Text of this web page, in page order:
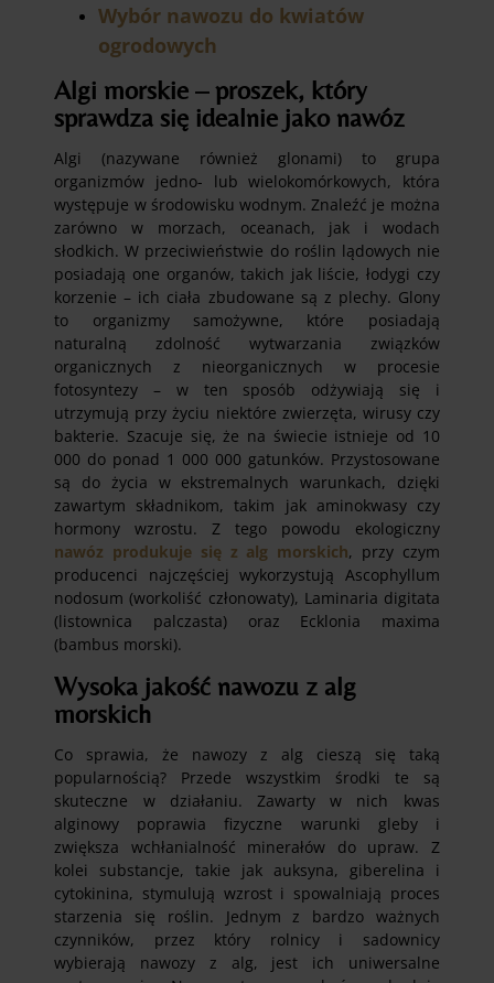
Wybór nawozu do kwiatów
ogrodowych
Algi morskie – proszek, który
sprawdza się idealnie jako nawóz
Algi (nazywane również glonami) to grupa
organizmów jedno- lub wielokomórkowych, która
występuje w środowisku wodnym. Znaleźć je można
zarówno w morzach, oceanach, jak i wodach
słodkich. W przeciwieństwie do roślin lądowych nie
posiadają one organów, takich jak liście, łodygi czy
korzenie – ich ciała zbudowane są z plechy. Glony
to organizmy samożywne, które posiadają
naturalną zdolność wytwarzania związków
organicznych z nieorganicznych w procesie
fotosyntezy – w ten sposób odżywiają się i
utrzymują przy życiu niektóre zwierzęta, wirusy czy
bakterie. Szacuje się, że na świecie istnieje od 10
000 do ponad 1 000 000 gatunków. Przystosowane
są do życia w ekstremalnych warunkach, dzięki
zawartym składnikom, takim jak aminokwasy czy
hormony wzrostu. Z tego powodu ekologiczny
nawóz produkuje się z alg morskich, przy czym
producenci najczęściej wykorzystują Ascophyllum
nodosum (workoliść członowaty), Laminaria digitata
(listownica palczasta) oraz Ecklonia maxima
(bambus morski).
Wysoka jakość nawozu z alg
morskich
Co sprawia, że nawozy z alg cieszą się taką
popularnością? Przede wszystkim środki te są
skuteczne w działaniu. Zawarty w nich kwas
alginowy poprawia fizyczne warunki gleby i
zwiększa wchłanialność minerałów do upraw. Z
kolei substancje, takie jak auksyna, giberelina i
cytokinina, stymulują wzrost i spowalniają proces
starzenia się roślin. Jednym z bardzo ważnych
czynników, przez który rolnicy i sadownicy
wybierają nawozy z alg, jest ich uniwersalne